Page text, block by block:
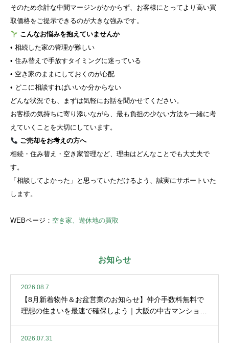
そのため余計な中間マージンがかからず、お客様にとってより高い買
取価格をご提示できるのが大きな強みです。
こんなお悩みを抱えていませんか
• 相続した家の管理が難しい
• 住み替えで手放すタイミングに迷っている
• 空き家のままにしておくのが心配
• どこに相談すればいいか分からない
どんな状況でも、まずは気軽にお話を聞かせてください。
お客様の気持ちに寄り添いながら、最も負担の少ない方法を一緒に考
えていくことを大切にしています。
ご売却をお考えの方へ
相続・住み替え・空き家管理など、理由はどんなことでも大丈夫で
す。
「相談してよかった」と思っていただけるよう、誠実にサポートいた
します。
WEBページ： 空き家、遊休地の買取
お知らせ
2026.08.7
【8月新着物件＆お盆営業のお知らせ】仲介手数料無料で
理想の住まいを最速で確保しよう｜大阪の中古マンション
2026.07.31